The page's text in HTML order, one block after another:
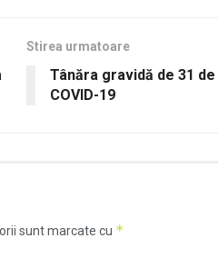
Stirea urmatoare
Tânăra gravidă de 31
COVID-19
sunt marcate cu *